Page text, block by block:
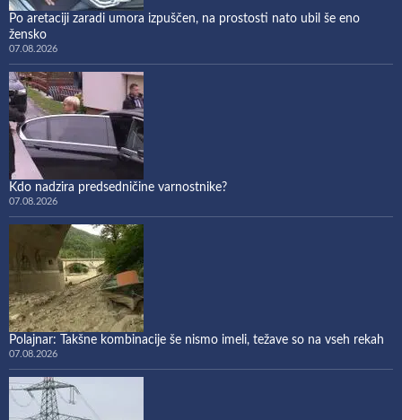
Po aretaciji zaradi umora izpuščen, na prostosti nato ubil še eno
žensko
07.08.2026
Kdo nadzira predsedničine varnostnike?
07.08.2026
Polajnar: Takšne kombinacije še nismo imeli, težave so na vseh rekah
07.08.2026